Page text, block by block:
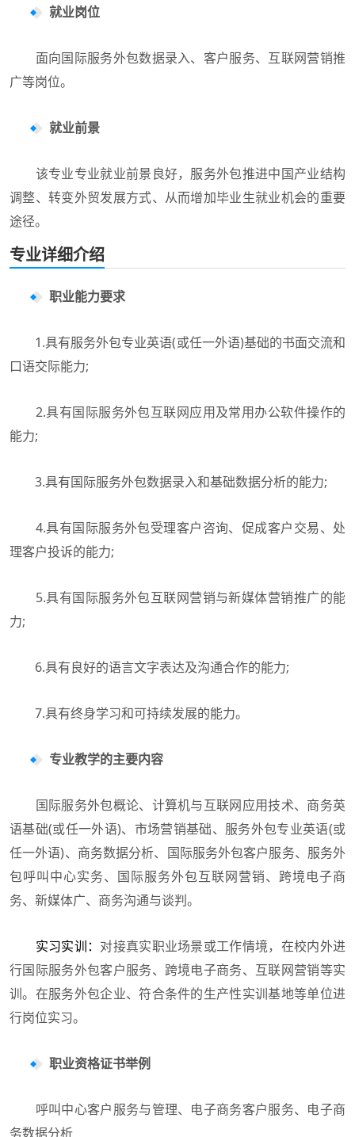
就业岗位
面向国际服务外包数据录入、客户服务、互联网营销推
广等岗位。
就业前景
该专业专业就业前景良好，服务外包推进中国产业结构
调整、转变外贸发展方式、从而增加毕业生就业机会的重要
途径。
专业详细介绍
职业能力要求
1.具有服务外包专业英语(或任一外语)基础的书面交流和
口语交际能力;
2.具有国际服务外包互联网应用及常用办公软件操作的
能力;
3.具有国际服务外包数据录入和基础数据分析的能力;
4.具有国际服务外包受理客户咨询、促成客户交易、处
理客户投诉的能力;
5.具有国际服务外包互联网营销与新媒体营销推广的能
力;
6.具有良好的语言文字表达及沟通合作的能力;
7.具有终身学习和可持续发展的能力。
专业教学的主要内容
国际服务外包概论、计算机与互联网应用技术、商务英
语基础(或任一外语)、市场营销基础、服务外包专业英语(或
任一外语)、商务数据分析、国际服务外包客户服务、服务外
包呼叫中心实务、国际服务外包互联网营销、跨境电子商
务、新媒体广、商务沟通与谈判。
实习实训： 对接真实职业场景或工作情境，在校内外进
行国际服务外包客户服务、跨境电子商务、互联网营销等实
训。在服务外包企业、符合条件的生产性实训基地等单位进
行岗位实习。
职业资格证书举例
呼叫中心客户服务与管理、电子商务客户服务、电子商
务数据分析